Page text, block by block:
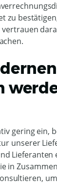
zu
gering ein,
unserer
Lieferanten
in